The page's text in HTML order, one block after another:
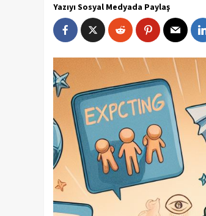
Yazıyı Sosyal Medyada Paylaş